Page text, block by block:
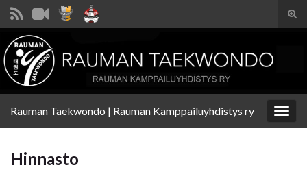
Rauman Taekwondo | Rauman Kamppailuyhdistys ry
Hinnasto